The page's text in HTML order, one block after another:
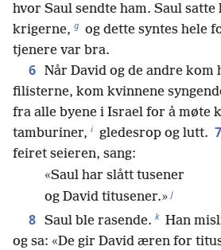
hvor Saul sendte ham. Saul
krigerne, g og dette syntes hele
tjenere var bra.
6 Når David og de andre kom
filisterne, kom kvinnene
fra alle byene i Israel for å møte
tamburiner, i gledesrop og lutt. 7
feiret seieren, sang:
«Saul har slått tusener
og David titusener.» j
8 Saul ble rasende. k Han
og sa: «De gir David æren for